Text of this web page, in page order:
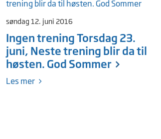
søndag 12. juni 2016
Ingen trening Torsdag 23.
juni, Neste trening blir da til
høsten. God Sommer
Les mer